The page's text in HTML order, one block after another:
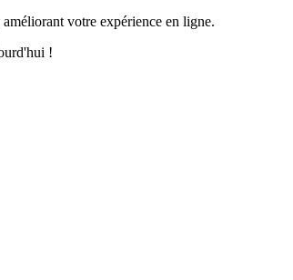
votre expérience en ligne.
!